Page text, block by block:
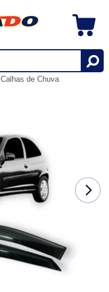
Calhas de Chuva